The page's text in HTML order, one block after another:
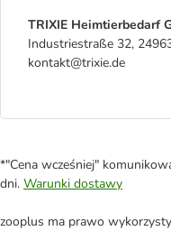
TRIXIE Heimtierbedarf
Industriestraße 32,
kontakt@trixie.de
*"Cena wcześniej"
dni. Warunki dostawy
zooplus ma prawo